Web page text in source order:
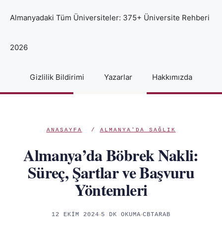
Almanyadaki Tüm Üniversiteler: 375+ Üniversite Rehberi
2026
Gizlilik Bildirimi Yazarlar Hakkımızda
ANASAYFA / ALMANYA'DA SAĞLIK
Almanya’da Böbrek Nakli:
Süreç, Şartlar ve Başvuru
Yöntemleri
12 EKIM 2024 5 DK OKUMA CBTARAB